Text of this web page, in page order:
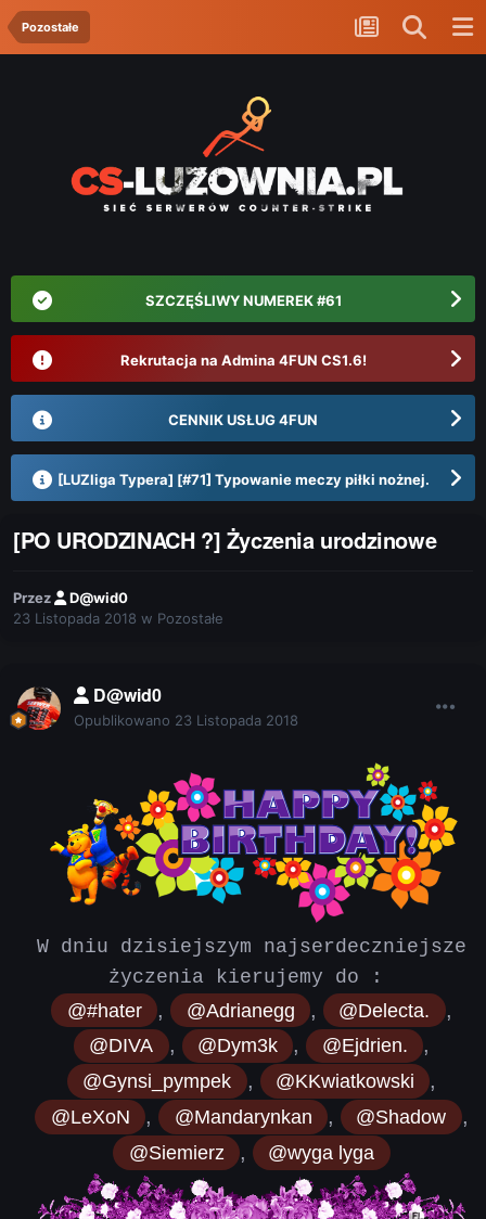
Pozostałe
SZCZĘŚLIWY NUMEREK #61
Rekrutacja na Admina 4FUN CS1.6!
CENNIK USŁUG 4FUN
[LUZliga Typera] [#71] Typowanie meczy piłki nożnej.
[PO URODZINACH ?] Życzenia urodzinowe
Przez
D@wid0
23 Listopada 2018 w Pozostałe
D@wid0
Opublikowano 23 Listopada 2018
W dniu dzisiejszym najserdeczniejsze
życzenia kierujemy do :
@#hater
, @Adrianegg , @Delecta. ,
@DIVA , @Dym3k , @Ejdrien. ,
@Gynsi_pympek , @KKwiatkowski ,
@LeXoN , @Mandarynkan , @Shadow ,
@Siemierz , @wyga lyga